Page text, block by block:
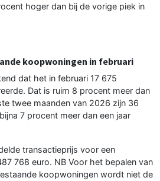
hoger dan bij de vorige piek in
koopwoningen in februari
dat het in februari 17 675
Dat is ruim 8 procent meer dan
twee maanden van 2026 zijn 36
7 procent meer dan een jaar
transactieprijs voor een
768 euro. NB Voor het bepalen van
koopwoningen wordt niet de